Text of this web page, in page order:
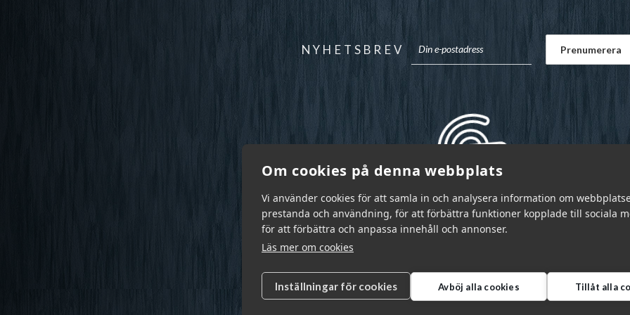
Om cookies på denna webbplats
Vi använder cookies för att samla in och analysera information om
prestanda och användning, för att förbättra funktioner kopplade till sociala
för att förbättra och anpassa innehåll och annonser.
Läs mer om cookies
Inställningar för cookies Avböj alla cookies Tillåt alla
NYHETSBREV
Garnr Sverige AB © 2026 | info@garnr.se 031 - 92